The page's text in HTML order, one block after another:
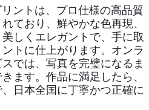
ントは、プロ仕様の高品質
ており、鮮やかな色再現、
しくエレガントで、手に取
トに仕上がります。オンラ
では、写真を完璧になるま
ます。作品に満足したら、
日本全国に丁寧かつ正確に